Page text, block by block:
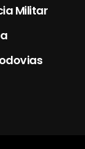
Militar